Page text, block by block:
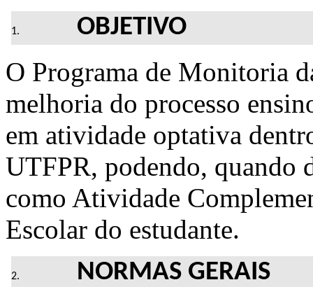
OBJETIVO
O Programa de Monitoria
melhoria do processo
em atividade optativa
UTFPR, podendo, quando
como Atividade
Escolar do estudante.
NORMAS GERAIS